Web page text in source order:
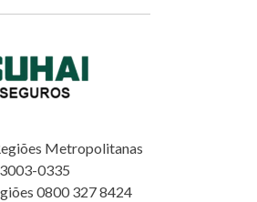
Metropolitanas
3003-0335
0800 327 8424